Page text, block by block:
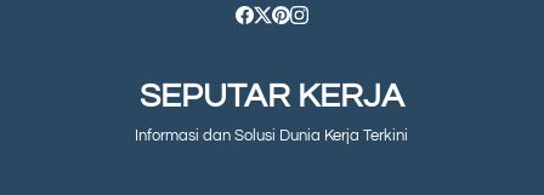
SEPUTAR KERJA
Informasi dan Solusi Dunia Kerja Terkini